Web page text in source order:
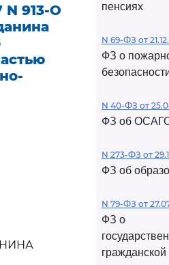
N 913-О
пенсиях
N 69-ФЗ от
ФЗ о
N 40-ФЗ от
ФЗ об
N 273-ФЗ от
ФЗ об
N 79-ФЗ от
ФЗ о